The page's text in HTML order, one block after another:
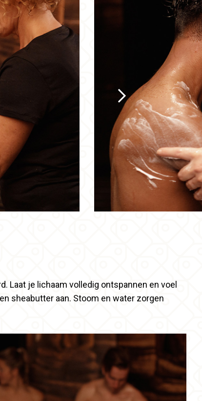
Laat je lichaam volledig ontspannen en voel
sheabutter aan. Stoom en water zorgen